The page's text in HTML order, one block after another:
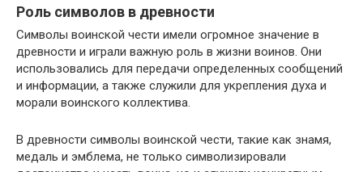
Роль символов в древности
Символы воинской чести имели огромное значение в
древности и играли важную роль в жизни воинов. Они
использовались для передачи определенных сообщений
и информации, а также служили для укрепления духа и
морали воинского коллектива.
В древности символы воинской чести, такие как знамя,
медаль и эмблема, не только символизировали